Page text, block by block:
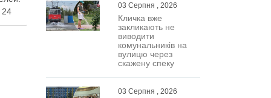
24
03 Серпня , 2026
Кличка вже
закликають не
виводити
комунальників на
вулицю через
скажену спеку
03 Серпня , 2026